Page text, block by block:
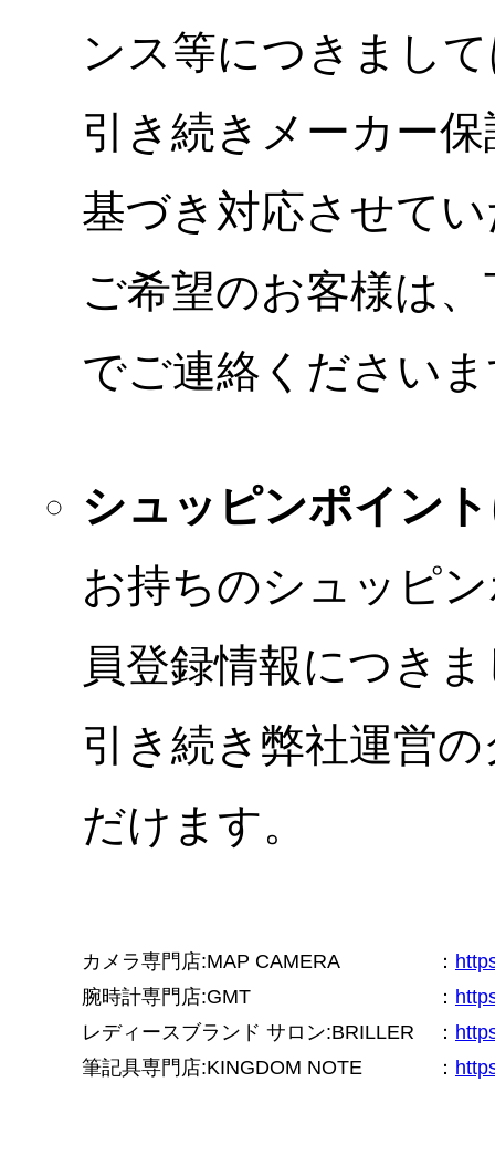
ンス等につきまし
引き続きメーカー
基づき対応させて
ご希望のお客様は
でご連絡ください
シュッピンポイン
お持ちのシュッピ
員登録情報につき
引き続き弊社運営
だけます。
カメラ専門店:MAP CAMERA ：
腕時計専門店:GMT
：
レディースブランド サロン:BRILLER
：
筆記具専門店:KINGDOM NOTE
：